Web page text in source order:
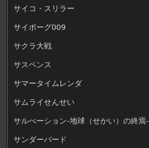
サイコ・スリラー
サイボーグ009
サクラ大戦
サスペンス
サマータイムレンダ
サムライせんせい
サルべーション-地球（せかい）の終焉-
サンダーバード